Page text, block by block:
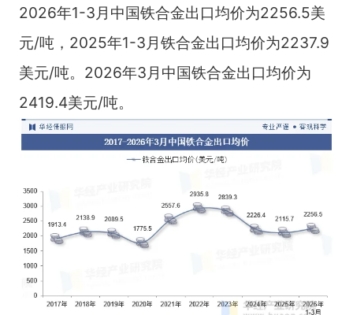
2026年1-3月中国铁合金出口均价为2256.5美
元/吨，2025年1-3月铁合金出口均价为2237.9
美元/吨。2026年3月中国铁合金出口均价为
2419.4美元/吨。